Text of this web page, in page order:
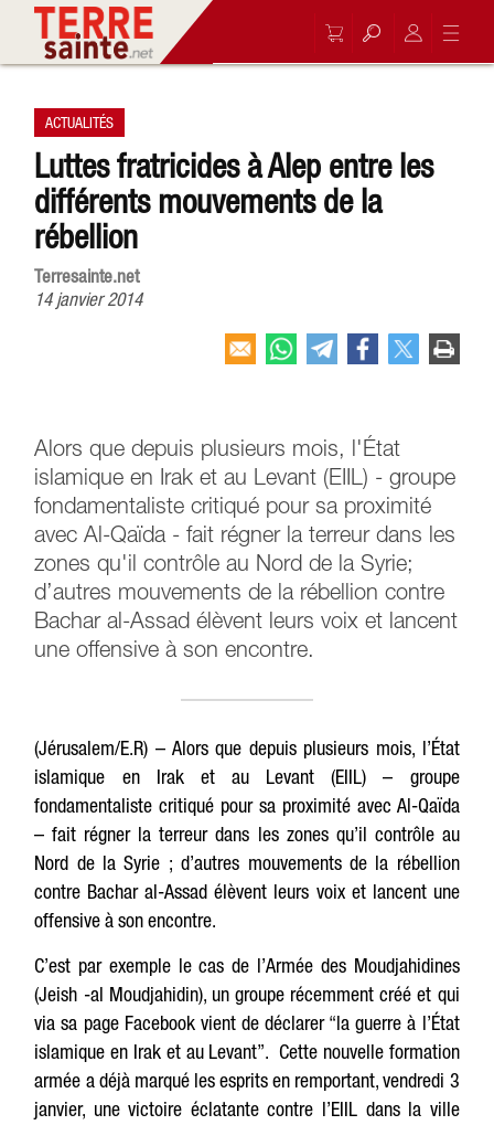
ACTUALITÉS
Luttes fratricides à Alep entre les
différents mouvements de la
rébellion
Terresainte.net
14 janvier 2014
Alors que depuis plusieurs mois, l'État
islamique en Irak et au Levant (EIIL) - groupe
fondamentaliste critiqué pour sa proximité
avec Al-Qaïda - fait régner la terreur dans les
zones qu'il contrôle au Nord de la Syrie;
d’autres mouvements de la rébellion contre
Bachar al-Assad élèvent leurs voix et lancent
une offensive à son encontre.
(Jérusalem/E.R) – Alors que depuis plusieurs mois, l’État
islamique en Irak et au Levant (EIIL) – groupe
fondamentaliste critiqué pour sa proximité avec Al-Qaïda
– fait régner la terreur dans les zones qu’il contrôle au
Nord de la Syrie ; d’autres mouvements de la rébellion
contre Bachar al-Assad élèvent leurs voix et lancent une
offensive à son encontre.
C’est par exemple le cas de l’Armée des Moudjahidines
(Jeish -al Moudjahidin), un groupe récemment créé et qui
via sa page Facebook vient de déclarer “la guerre à l’État
islamique en Irak et au Levant”. Cette nouvelle formation
armée a déjà marqué les esprits en remportant, vendredi 3
janvier, une victoire éclatante contre l’EIIL dans la ville